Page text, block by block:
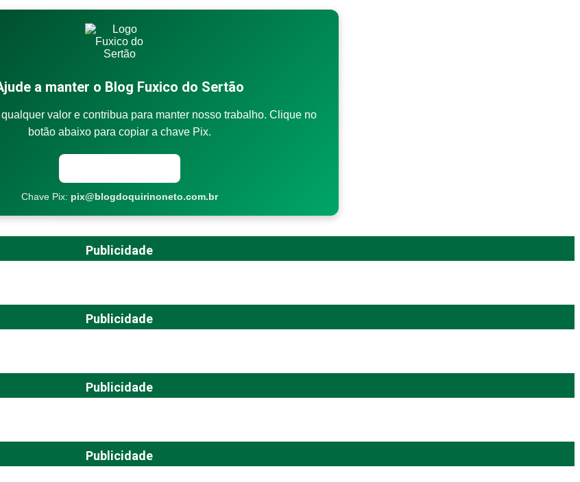
a manter o Blog Fuxico do Sertão
valor e contribua para manter nosso trabalho. Clique no
botão abaixo para copiar a chave Pix.
Chave Pix: pix@blogdoquirinoneto.com.br
Publicidade
Publicidade
Publicidade
Publicidade